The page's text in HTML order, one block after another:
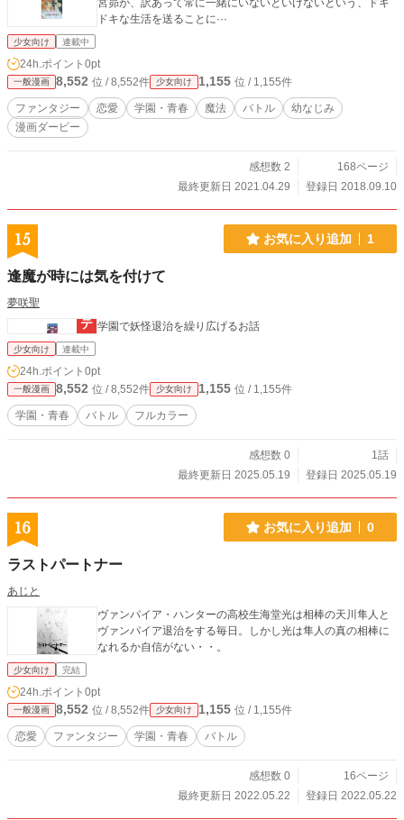
宮昴が、訳あって常に一緒にいないといけないという、ドキ
ドキな生活を送ることに···
少女向け 連載中
24h.ポイント 0pt
一般漫画 8,552 位 / 8,552件 少女向け 1,155 位 / 1,155件
ファンタジー 恋愛 学園・青春 魔法 バトル
幼なじみ
漫画ダービー
感想数 2
168ページ
最終更新日 2021.04.29
登録日 2018.09.10
15 お気に入り追加 1
逢魔が時には気を付けて
夢咲聖
学園で妖怪退治を繰り広げるお話
少女向け 連載中
24h.ポイント 0pt
一般漫画 8,552 位 / 8,552件 少女向け 1,155 位 / 1,155件
学園・青春 バトル フルカラー
感想数 0
1話
最終更新日 2025.05.19
登録日 2025.05.19
16 お気に入り追加 0
ラストパートナー
あじと
ヴァンパイア・ハンターの高校生海堂光は相棒の天川隼人と
ヴァンパイア退治をする毎日。しかし光は隼人の真の相棒に
なれるか自信がない・・。
少女向け 完結
24h.ポイント 0pt
一般漫画 8,552 位 / 8,552件 少女向け 1,155 位 / 1,155件
恋愛 ファンタジー 学園・青春 バトル
感想数 0
16ページ
最終更新日 2022.05.22
登録日 2022.05.22